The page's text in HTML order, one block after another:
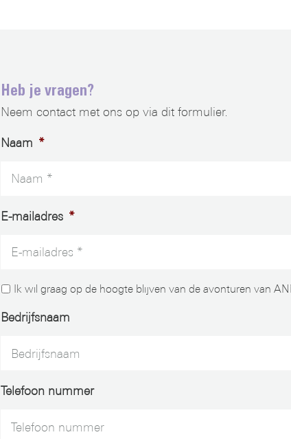
Heb je vragen?
Neem contact met ons op via dit formulier.
Naam *
E-mailadres *
Ik wil graag op de hoogte blijven van de avonturen van
Bedrijfsnaam
Telefoon nummer